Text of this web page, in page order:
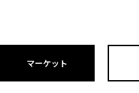
マーケット